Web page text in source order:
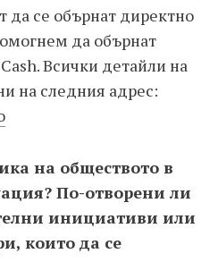
да се обърнат директно
да обърнат
Всички детайли на
на следния адрес:
на обществото в
По-отворени ли
инициативи или
които да се